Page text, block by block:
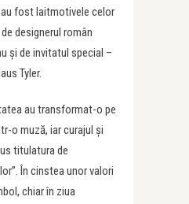
fost laitmotivele celor
designerul român
și de invitatul special –
Tyler.
au transformat-o pe
o muză, iar curajul și
titulatura de
În cinstea unor valori
chiar în ziua